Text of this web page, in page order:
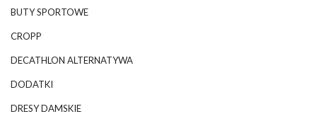
BUTY SPORTOWE
CROPP
DECATHLON ALTERNATYWA
DODATKI
DRESY DAMSKIE